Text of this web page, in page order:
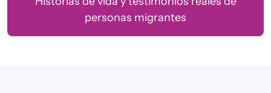
personas migrantes